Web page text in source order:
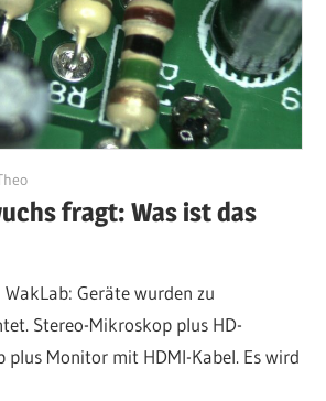
fragt: Was ist das
Geräte wurden zu
Stereo-Mikroskop plus HD-
Monitor mit HDMI-Kabel. Es wird